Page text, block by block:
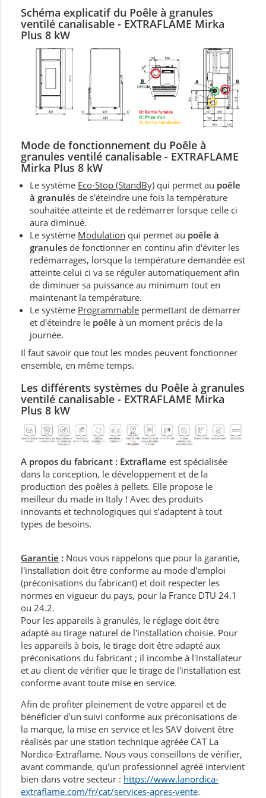
Schéma explicatif du Poêle à granules
ventilé canalisable - EXTRAFLAME Mirka
Plus 8 kW
Mode de fonctionnement du Poêle à
granules ventilé canalisable - EXTRAFLAME
Mirka Plus 8 kW
Le système Eco-Stop (StandBy) qui permet au poêle
à granulés de s'éteindre une fois la température
souhaitée atteinte et de redémarrer lorsque celle ci
aura diminué.
Le système Modulation qui permet au poêle à
granules de fonctionner en continu afin d'éviter les
redémarrages, lorsque la température demandée est
atteinte celui ci va se réguler automatiquement afin
de diminuer sa puissance au minimum tout en
maintenant la température.
Le système Programmable permettant de démarrer
et d'éteindre le poêle à un moment précis de la
journée.
Il faut savoir que tout les modes peuvent fonctionner
ensemble, en même temps.
Les différents systèmes du Poêle à granules
ventilé canalisable - EXTRAFLAME Mirka
Plus 8 kW
A propos du fabricant : Extraflame est spécialisée
dans la conception, le développement et de la
production des poêles à pellets. Elle propose le
meilleur du made in Italy ! Avec des produits
innovants et technologiques qui s’adaptent à tout
types de besoins.
Garantie : Nous vous rappelons que pour la garantie,
l'installation doit être conforme au mode d'emploi
(préconisations du fabricant) et doit respecter les
normes en vigueur du pays, pour la France DTU 24.1
ou 24.2.
Pour les appareils à granulés, le réglage doit être
adapté au tirage naturel de l'installation choisie. Pour
les appareils à bois, le tirage doit être adapté aux
préconisations du fabricant ; il incombe à l'installateur
et au client de vérifier que le tirage de l'installation est
conforme avant toute mise en service.
Afin de profiter pleinement de votre appareil et de
bénéficier d'un suivi conforme aux préconisations de
la marque, la mise en service et les SAV doivent être
réalisés par une station technique agréée CAT La
Nordica-Extraflame. Nous vous conseillons de vérifier,
avant commande, qu'un professionnel agréé intervient
bien dans votre secteur : https://www.lanordica-
extraflame.com/fr/cat/services-apres-vente.